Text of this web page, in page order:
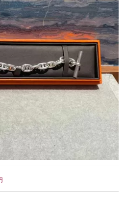
配買取を申し込む
の宅配キットをお届けします